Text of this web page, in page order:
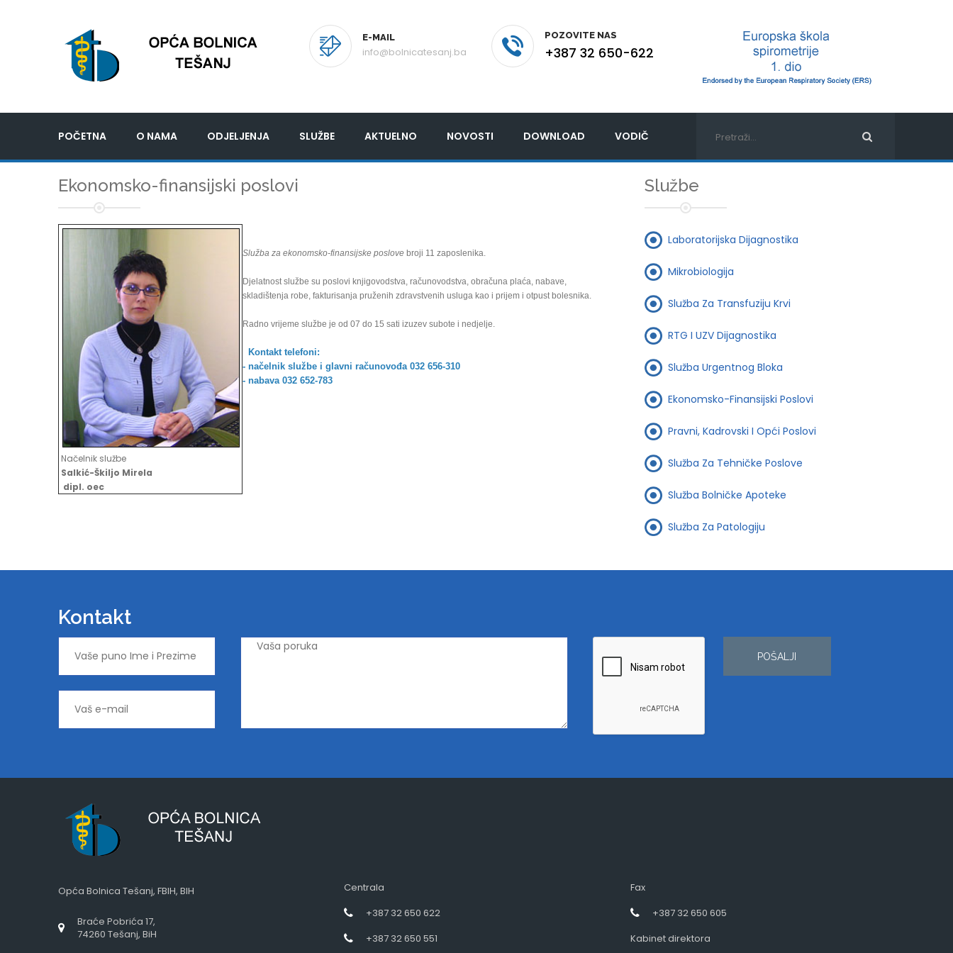
E-MAIL
info@bolnicatesanj.ba
POZOVITE NAS
+387 32 650-622
POČETNA O NAMA ODJELJENJA SLUŽBE AKTUELNO NOVOSTI DOWNLOAD VODIČ
Ekonomsko-finansijski poslovi
Načelnik službe
Salkić-Škiljo Mirela
dipl. oec
Služba za ekonomsko-finansijske poslove broji 11 zaposlenika.
Djelatnost službe su poslovi knjigovodstva, računovodstva, obračuna plaća, nabave,
skladištenja robe, fakturisanja pruženih zdravstvenih usluga kao i prijem i otpust bolesnika.
Radno vrijeme službe je od 07 do 15 sati izuzev subote i nedjelje.
Kontakt telefoni:
- načelnik službe i glavni računovođa 032 656-310
- nabava 032 652-783
Službe
Laboratorijska Dijagnostika
Mikrobiologija
Služba Za Transfuziju Krvi
RTG I UZV Dijagnostika
Služba Urgentnog Bloka
Ekonomsko-Finansijski Poslovi
Pravni, Kadrovski I Opći Poslovi
Služba Za Tehničke Poslove
Služba Bolničke Apoteke
Služba Za Patologiju
Kontakt
POŠALJI
Opća Bolnica Tešanj, FBIH, BIH
Braće Pobrića 17,
74260 Tešanj, BiH
Centrala
+387 32 650 622
+387 32 650 551
Fax
+387 32 650 605
Kabinet direktora